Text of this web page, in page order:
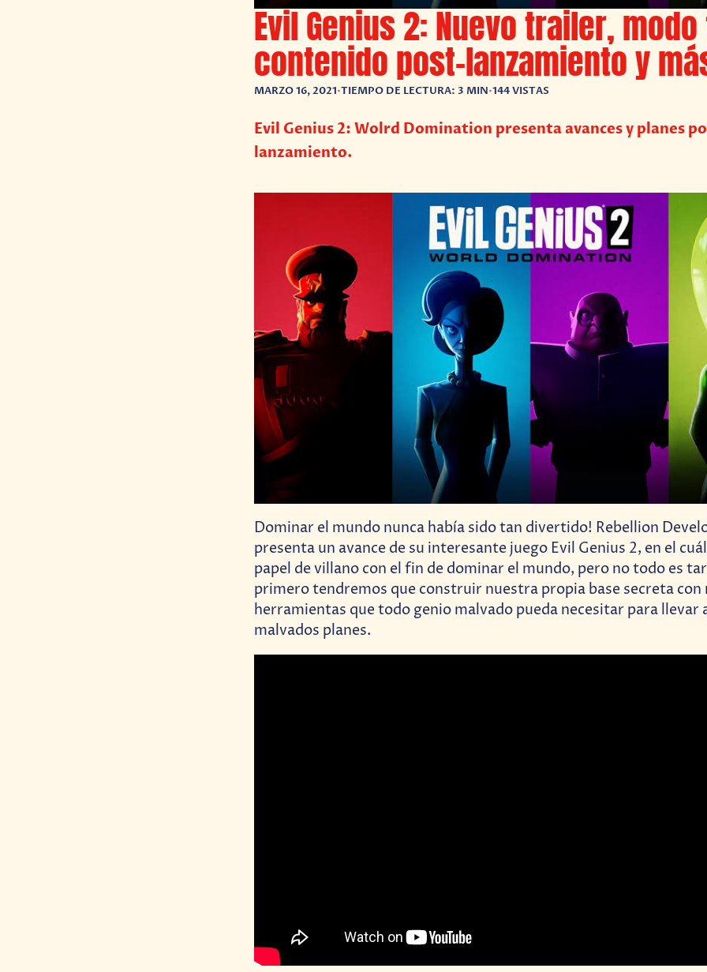
Evil Genius 2: Nuevo trailer,
contenido post-lanzamiento y
MARZO 16, 2021•TIEMPO DE LECTURA: 3 MIN•144 VISTAS
Evil Genius 2: Wolrd Domination presenta avances y planes
lanzamiento.
Dominar el mundo nunca había sido tan divertido! Rebellion
presenta un avance de su interesante juego Evil Genius 2, en el
papel de villano con el fin de dominar el mundo, pero no todo es
primero tendremos que construir nuestra propia base secreta con
herramientas que todo genio malvado pueda necesitar para llevar
malvados planes.